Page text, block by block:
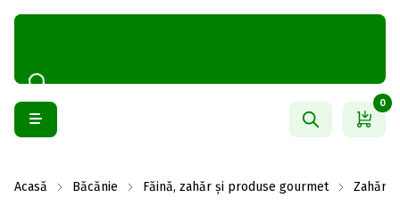
0
Acasă Băcănie Făină, zahăr și produse gourmet Zahăr